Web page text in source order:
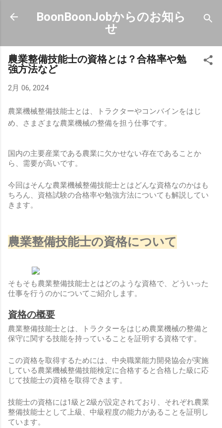
スキップしてメイン コンテンツに移動
BoonBoonJobからのお知ら
せ
農業整備技能士の資格とは？合格率や勉
強方法など
2月 06, 2024
農業機械整備技能士とは、トラクターやコンバインをはじ
め、さまざまな農業機械の整備を担う仕事です。
国内の主要産業である農業に欠かせない存在であることか
ら、需要が高いです。
今回はそんな農業機械整備技能士とはどんな資格なのかはも
ちろん、資格試験の合格率や勉強方法についても解説してい
きます。
農業整備技能士の資格について
そもそも農業整備技能士とはどのような資格で、どういった
仕事を行うのかについてご紹介します。
資格の概要
農業整備技能士とは、トラクターをはじめ農業機械の整備と
保守に関する技能を持っていることを証明する資格です。
この資格を取得するためには、中央職業能力開発協会が実施
している農業機械整備技能検定に合格すると合格した級に応
じて技能士の資格を取得できます。
技能士の資格には1級と2級が設定されており、それぞれ農業
整備技能士として上級、中級程度の能力があることを証明し
ています。